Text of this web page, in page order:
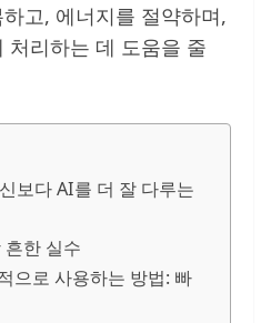
고, 에너지를 절약하며,
처리하는 데 도움을 줄
보다 AI를 더 잘 다루는
한 실수
으로 사용하는 방법: 빠